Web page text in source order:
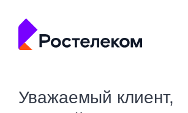
Уважаемый клиент,